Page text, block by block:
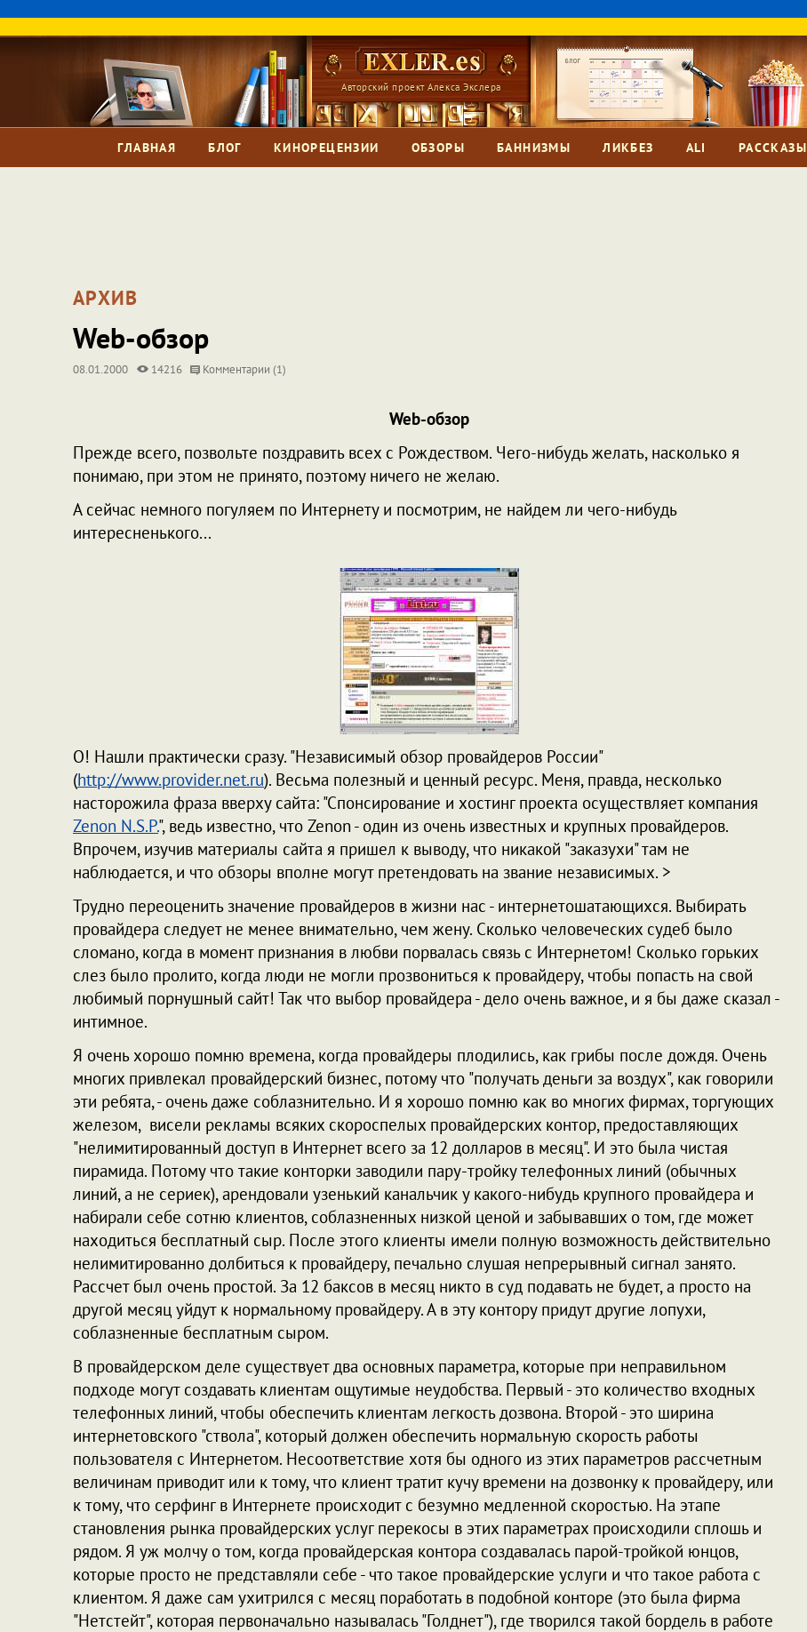
Авторский проект Алекса Экслера
ГЛАВНАЯ БЛОГ КИНОРЕЦЕНЗИИ ОБЗОРЫ БАННИЗМЫ ЛИКБЕЗ ALI РАССКАЗЫ
АРХИВ
Web-обзор
08.01.2000 14216 Комментарии (1)
Web-обзор
Прежде всего, позвольте поздравить всех с Рождеством. Чего-нибудь желать, насколько я
понимаю, при этом не принято, поэтому ничего не желаю.
А сейчас немного погуляем по Интернету и посмотрим, не найдем ли чего-нибудь
интересненького...
О! Нашли практически сразу. "Независимый обзор провайдеров России"
(http://www.provider.net.ru). Весьма полезный и ценный ресурс. Меня, правда, несколько
насторожила фраза вверху сайта: "Спонсирование и хостинг проекта осуществляет компания
Zenon N.S.P.", ведь известно, что Zenon - один из очень известных и крупных провайдеров.
Впрочем, изучив материалы сайта я пришел к выводу, что никакой "заказухи" там не
наблюдается, и что обзоры вполне могут претендовать на звание независимых. >
Трудно переоценить значение провайдеров в жизни нас - интернетошатающихся. Выбирать
провайдера следует не менее внимательно, чем жену. Сколько человеческих судеб было
сломано, когда в момент признания в любви порвалась связь с Интернетом! Сколько горьких
слез было пролито, когда люди не могли прозвониться к провайдеру, чтобы попасть на свой
любимый порнушный сайт! Так что выбор провайдера - дело очень важное, и я бы даже сказал -
интимное.
Я очень хорошо помню времена, когда провайдеры плодились, как грибы после дождя. Очень
многих привлекал провайдерский бизнес, потому что "получать деньги за воздух", как говорили
эти ребята, - очень даже соблазнительно. И я хорошо помню как во многих фирмах, торгующих
железом, висели рекламы всяких скороспелых провайдерских контор, предоставляющих
"нелимитированный доступ в Интернет всего за 12 долларов в месяц". И это была чистая
пирамида. Потому что такие конторки заводили пару-тройку телефонных линий (обычных
линий, а не сериек), арендовали узенький канальчик у какого-нибудь крупного провайдера и
набирали себе сотню клиентов, соблазненных низкой ценой и забывавших о том, где может
находиться бесплатный сыр. После этого клиенты имели полную возможность действительно
нелимитированно долбиться к провайдеру, печально слушая непрерывный сигнал занято.
Рассчет был очень простой. За 12 баксов в месяц никто в суд подавать не будет, а просто на
другой месяц уйдут к нормальному провайдеру. А в эту контору придут другие лопухи,
соблазненные бесплатным сыром.
В провайдерском деле существует два основных параметра, которые при неправильном
подходе могут создавать клиентам ощутимые неудобства. Первый - это количество входных
телефонных линий, чтобы обеспечить клиентам легкость дозвона. Второй - это ширина
интернетовского "ствола", который должен обеспечить нормальную скорость работы
пользователя с Интернетом. Несоответствие хотя бы одного из этих параметров рассчетным
величинам приводит или к тому, что клиент тратит кучу времени на дозвонку к провайдеру, или
к тому, что серфинг в Интернете происходит с безумно медленной скоростью. На этапе
становления рынка провайдерских услуг перекосы в этих параметрах происходили сплошь и
рядом. Я уж молчу о том, когда провайдерская контора создавалась парой-тройкой юнцов,
которые просто не представляли себе - что такое провайдерские услуги и что такое работа с
клиентом. Я даже сам ухитрился с месяц поработать в подобной конторе (это была фирма
"Нетстейт", которая первоначально называлась "Голднет"), где творился такой бордель в работе